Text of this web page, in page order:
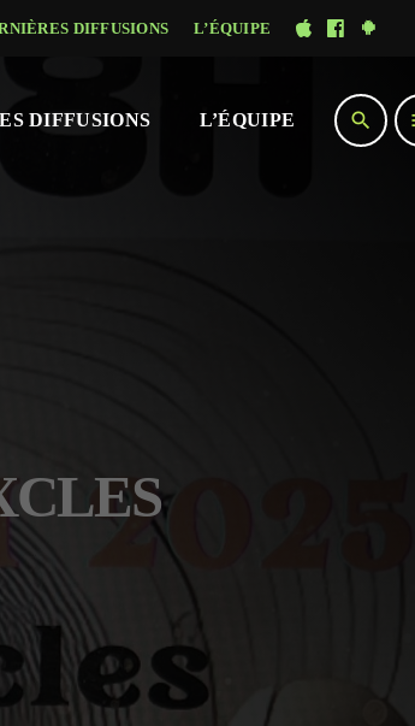
DIFFUSIONS L’ÉQUIPE
DIFFUSIONS L’ÉQUIPE search